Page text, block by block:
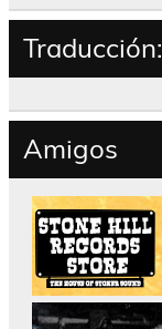
Traducción:
Amigos